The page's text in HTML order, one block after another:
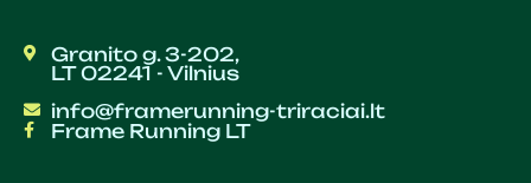
Granito g. 3-202,
LT 02241 - Vilnius
info@framerunning-triraciai.lt
Frame Running LT